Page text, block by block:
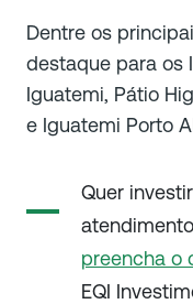
Dentre os
destaque para os
Iguatemi, Pátio
e Iguatemi Porto
Quer
preencha o
EQI